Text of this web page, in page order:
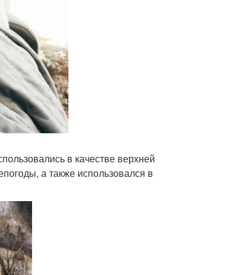
в качестве верхней
а также использовался в